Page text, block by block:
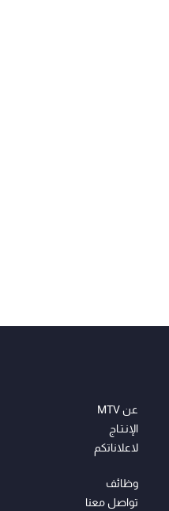
عن MTV
الإنـتـاج
لاعلاناتكم
وظائف
تواصل معنا